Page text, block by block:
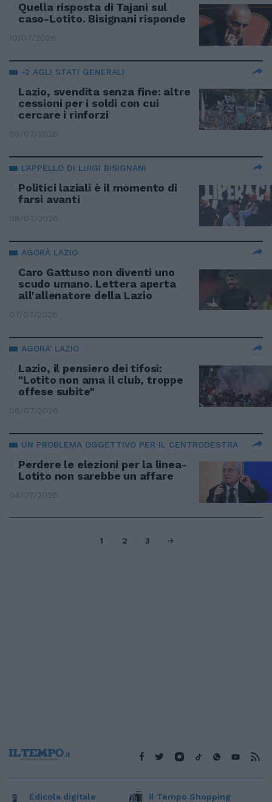
Quella risposta di Tajani sul
caso-Lotito. Bisignani risponde
10/07/2026
-2 AGLI STATI GENERALI
Lazio, svendita senza fine: altre
cessioni per i soldi con cui
cercare i rinforzi
09/07/2026
L’APPELLO DI LUIGI BISIGNANI
Politici laziali è il momento di
farsi avanti
08/07/2026
AGORÀ LAZIO
Caro Gattuso non diventi uno
scudo umano. Lettera aperta
all'allenatore della Lazio
07/07/2026
AGORA' LAZIO
Lazio, il pensiero dei tifosi:
"Lotito non ama il club, troppe
offese subite"
06/07/2026
UN PROBLEMA OGGETTIVO PER IL CENTRODESTRA
Perdere le elezioni per la linea-
Lotito non sarebbe un affare
04/07/2026
1 2 3
Edicola digitale Il Tempo Shopping